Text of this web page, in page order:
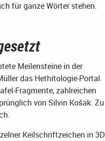
für ganze Wörter stehen.
Meilensteine in der
das Hethitologie-Portal
Fragmente, zahlreichen
von Silvin Košak. Zu
Keilschriftzeichen in 3D